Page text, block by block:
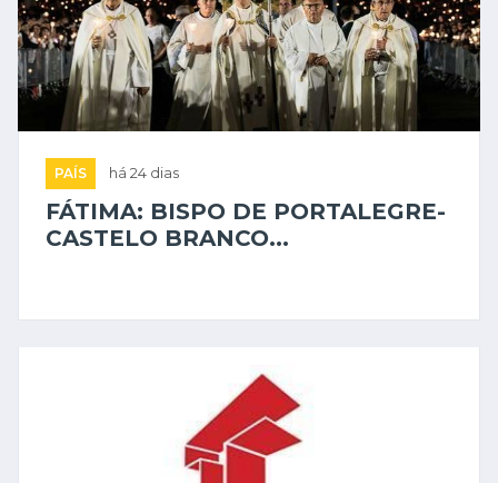
PAÍS há 24 dias
FÁTIMA: BISPO DE PORTALEGRE-
CASTELO BRANCO...